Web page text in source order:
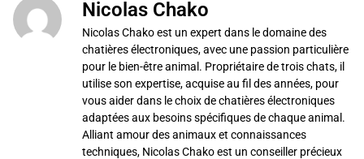
Nicolas Chako
Nicolas Chako est un expert dans le domaine des
chatières électroniques, avec une passion particulière
pour le bien-être animal. Propriétaire de trois chats, il
utilise son expertise, acquise au fil des années, pour
vous aider dans le choix de chatières électroniques
adaptées aux besoins spécifiques de chaque animal.
Alliant amour des animaux et connaissances
techniques, Nicolas Chako est un conseiller précieux